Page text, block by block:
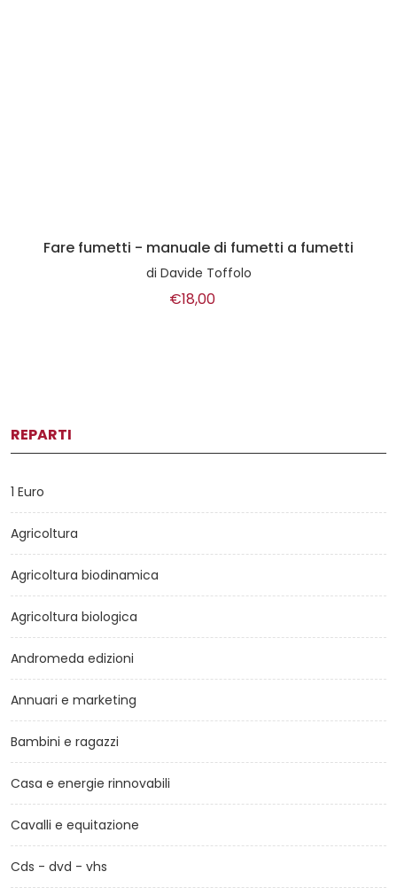
Fare fumetti - manuale di fumetti a fumetti
di Davide Toffolo
€18,00
REPARTI
1 Euro
Agricoltura
Agricoltura biodinamica
Agricoltura biologica
Andromeda edizioni
Annuari e marketing
Bambini e ragazzi
Casa e energie rinnovabili
Cavalli e equitazione
Cds - dvd - vhs